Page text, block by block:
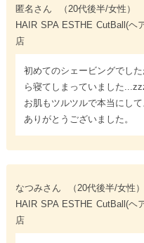
匿名さん
（20代後半/女性）
HAIR SPA ESTHE CutBall(ヘ
店
初めてのシェービングでし
ら寝てしまっていました
お肌もツルツルで本当にして
ありがとうございました。
なつみさん
（20代後半/女性）
HAIR SPA ESTHE CutBall(ヘ
店